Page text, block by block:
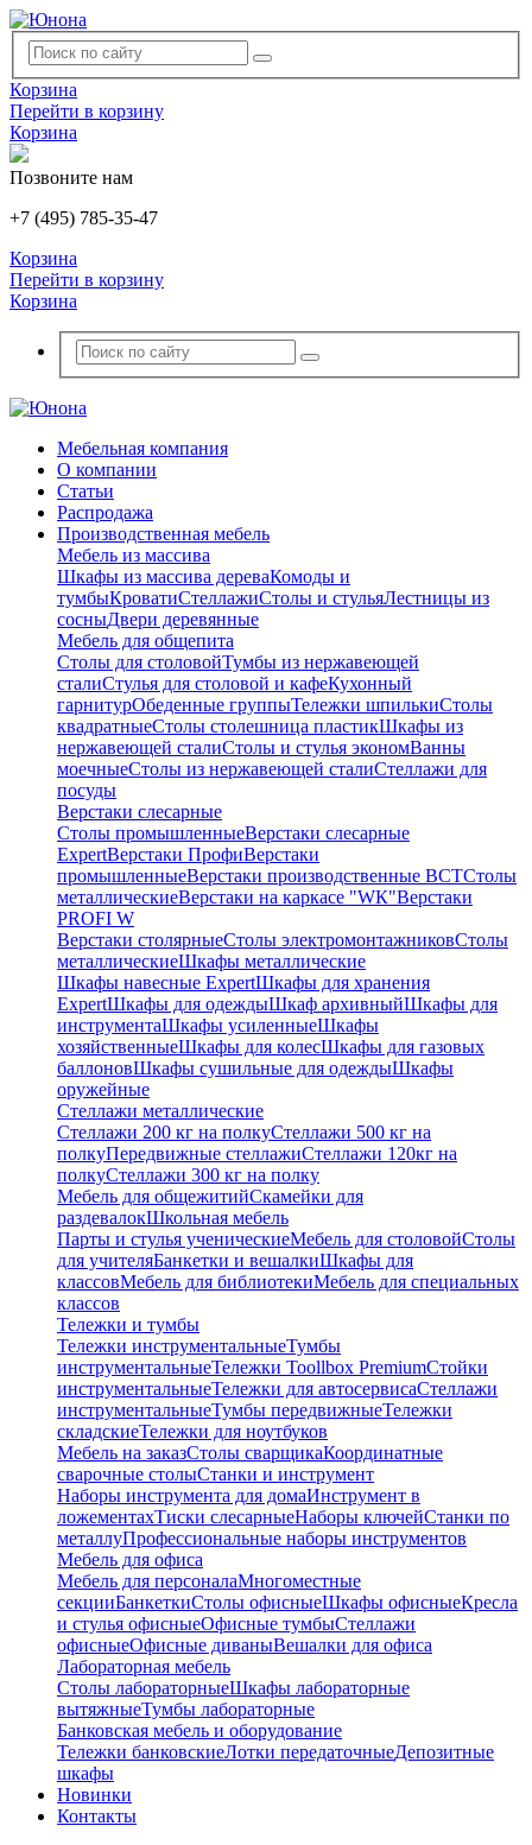
Корзина
Перейти в корзину
Корзина
Позвоните нам
+7 (495) 785-35-47
Корзина
Перейти в корзину
Корзина
Мебельная компания
О компании
Статьи
Распродажа
Производственная мебель
Мебель из массива
Шкафы из массива дереваКомоды и
тумбыКроватиСтеллажиСтолы и стульяЛестницы из
сосныДвери деревянные
Мебель для общепита
Столы для столовойТумбы из нержавеющей
сталиСтулья для столовой и кафеКухонный
гарнитурОбеденные группыТележки шпилькиСтолы
квадратныеСтолы столешница пластикШкафы из
нержавеющей сталиСтолы и стулья экономВанны
моечныеСтолы из нержавеющей сталиСтеллажи для
посуды
Верстаки слесарные
Столы промышленныеВерстаки слесарные
ExpertВерстаки ПрофиВерстаки
промышленныеВерстаки производственные ВСТСтолы
металлическиеВерстаки на каркасе "WК"Верстаки
PROFI W
Верстаки столярныеСтолы электромонтажниковСтолы
металлическиеШкафы металлические
Шкафы навесные ExpertШкафы для хранения
ExpertШкафы для одеждыШкаф архивныйШкафы для
инструментаШкафы усиленныеШкафы
хозяйственныеШкафы для колесШкафы для газовых
баллоновШкафы сушильные для одеждыШкафы
оружейные
Стеллажи металлические
Стеллажи 200 кг на полкуСтеллажи 500 кг на
полкуПередвижные стеллажиСтеллажи 120кг на
полкуCтеллажи 300 кг на полку
Мебель для общежитийСкамейки для
раздевалокШкольная мебель
Парты и стулья ученическиеМебель для столовойСтолы
для учителяБанкетки и вешалкиШкафы для
классовМебель для библиотекиМебель для специальных
классов
Тележки и тумбы
Тележки инструментальныеТумбы
инструментальныеТележки Toollbox PremiumСтойки
инструментальныеТележки для автосервисаСтеллажи
инструментальныеТумбы передвижныеТележки
складскиеТележки для ноутбуков
Мебель на заказСтолы сварщикаКоординатные
сварочные столыСтанки и инструмент
Наборы инструмента для домаИнструмент в
ложементахТиски слесарныеНаборы ключейСтанки по
металлуПрофессиональные наборы инструментов
Мебель для офиса
Мебель для персоналаМногоместные
секцииБанкеткиСтолы офисныеШкафы офисныеКресла
и стулья офисныеОфисные тумбыСтеллажи
офисныеОфисные диваныВешалки для офиса
Лабораторная мебель
Столы лабораторныеШкафы лабораторные
вытяжныеТумбы лабораторные
Банковская мебель и оборудование
Тележки банковскиеЛотки передаточныеДепозитные
шкафы
Новинки
Контакты